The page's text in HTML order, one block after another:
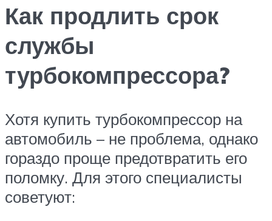
Как продлить срок
службы
турбокомпрессора?
Хотя купить турбокомпрессор на
автомобиль – не проблема, однако
гораздо проще предотвратить его
поломку. Для этого специалисты
советуют: